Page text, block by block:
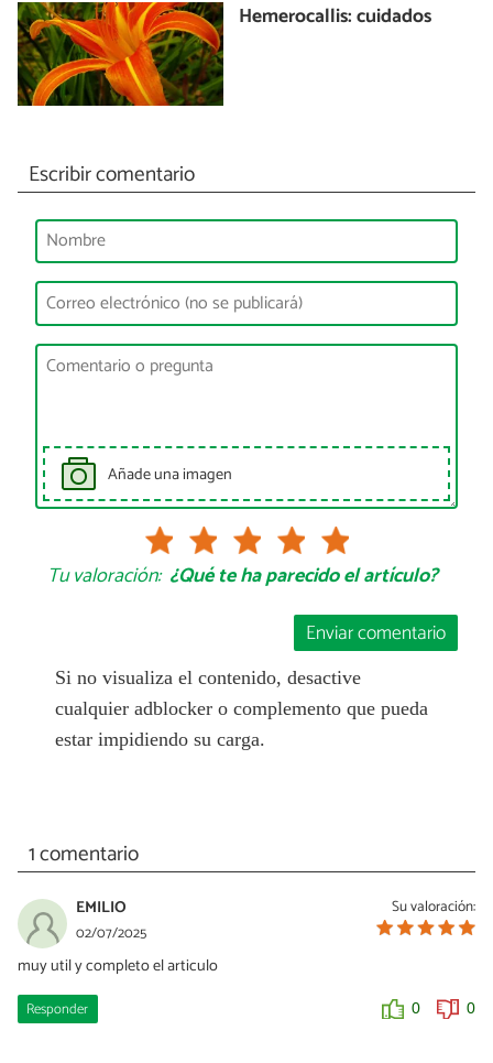
Hemerocallis: cuidados
Escribir comentario
Añade una imagen
Tu valoración: ¿Qué te ha parecido el artículo?
Enviar comentario
Si no visualiza el contenido, desactive
cualquier adblocker o complemento que pueda
estar impidiendo su carga.
1 comentario
Su valoración:
EMILIO
02/07/2025
muy util y completo el articulo
Responder 0 0